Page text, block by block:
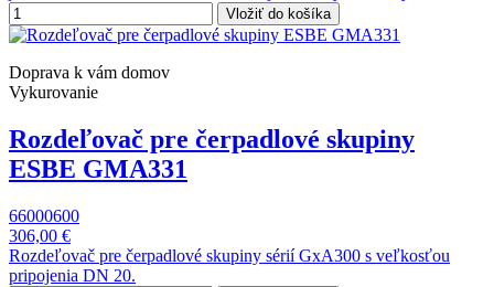
Vložiť do košíka
Doprava k vám domov
Vykurovanie
Rozdeľovač pre čerpadlové skupiny
ESBE GMA331
66000600
306,00 €
Rozdeľovač pre čerpadlové skupiny sérií GxA300 s veľkosťou
pripojenia DN 20.